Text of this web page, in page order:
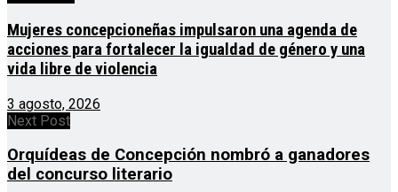
Mujeres concepcioneñas impulsaron una agenda de
acciones para fortalecer la igualdad de género y una
vida libre de violencia
3 agosto, 2026
Next Post
Orquídeas de Concepción nombró a ganadores
del concurso literario